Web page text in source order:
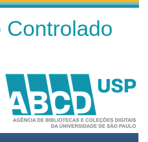
Controlado